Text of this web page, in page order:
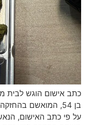
כתב אישום הוגש לבית
בן 54, המואשם
על פי כתב האישום,